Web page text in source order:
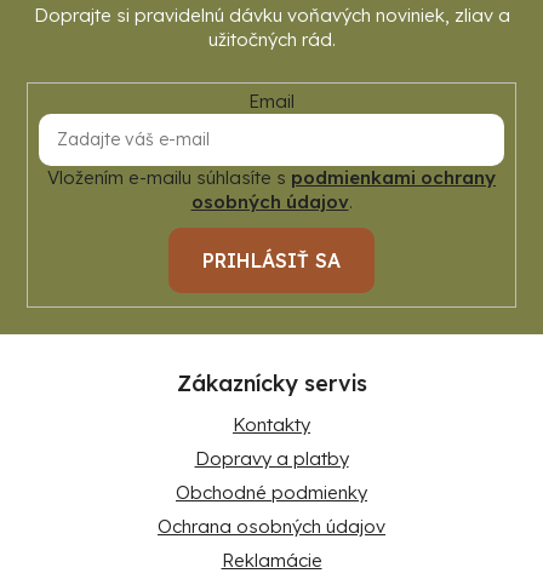
Email
Vložením e-mailu súhlasíte s podmienkami ochrany
osobných údajov.
PRIHLÁSIŤ SA
Zákaznícky servis
Kontakty
Dopravy a platby
Obchodné podmienky
Ochrana osobných údajov
Reklamácie